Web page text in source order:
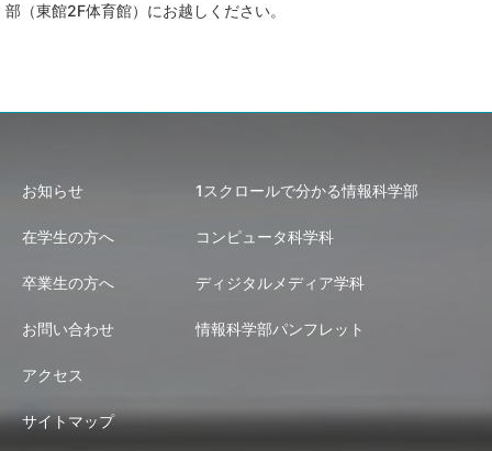
部（東館2F体育館）にお越しください。
お知らせ
在学生の方へ
卒業生の方へ
お問い合わせ
アクセス
サイトマップ
1スクロールで分かる情報科学部
コンピュータ科学科
ディジタルメディア学科
情報科学部パンフレット